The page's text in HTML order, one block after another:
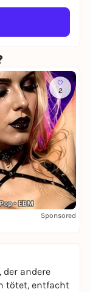
2
Sponsored
der andere
tötet, entfacht